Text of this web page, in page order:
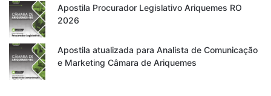
Apostila Procurador Legislativo Ariquemes RO
2026
Apostila atualizada para Analista de Comunicação
e Marketing Câmara de Ariquemes